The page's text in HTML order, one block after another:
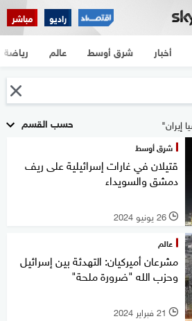
راديو مباشر
أخبار شرق أوسط عالم رياضة
حسب القسم
شرق أوسط
قتيلان في غارات إسرائيلية على ريف
دمشق والسويداء
l 26 يونيو 2024
عالم
مشرعان أميركيان: التهدئة بين إسرائيل
وحزب الله "ضرورة ملحة"
l 21 فبراير 2024